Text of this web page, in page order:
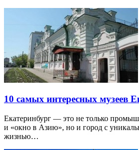
10 самых интересных музеев
Екатеринбург — это не только
и «окно в Азию», но и город с
жизнью…